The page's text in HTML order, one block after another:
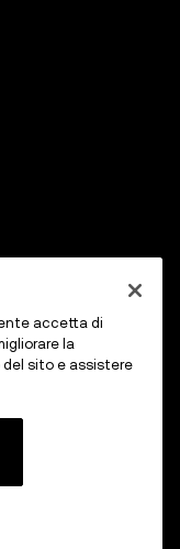
accetta di
la
sito e assistere